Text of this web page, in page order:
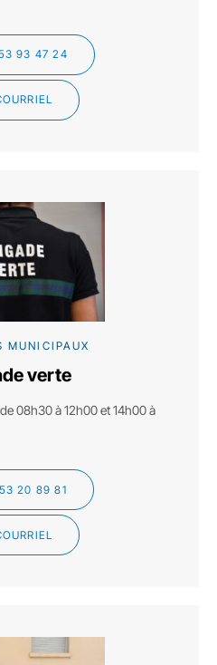
93 47 24
MUNICIPAUX
verte
08h30 à 12h00 et 14h00 à
20 89 81